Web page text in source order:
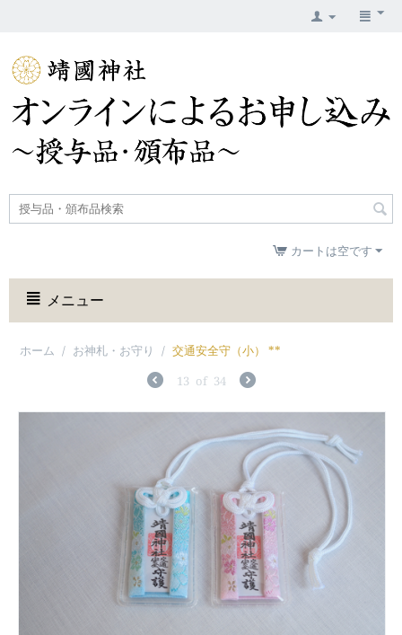
カートは空です
メニュー
ホーム / お神札・お守り / 交通安全守（小） **
13 of 34